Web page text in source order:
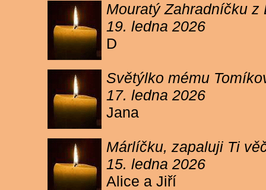
Mouratý Zahradníčku
19. ledna 2026
D
Světýlko mému
17. ledna 2026
Jana
Márlíčku, zapaluji Ti
15. ledna 2026
Alice a Jiří